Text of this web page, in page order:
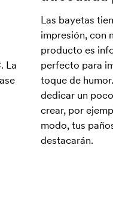
La
Las bayetas
impresión, con
producto es
perfecto para
toque de
dedicar un
crear, por
modo, tus
destacarán.